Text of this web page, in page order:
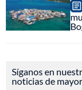
Síganos en
noticias de